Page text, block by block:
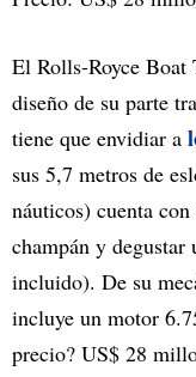
El Rolls-Royce
diseño de su parte
tiene que envidiar a
sus 5,7 metros de
náuticos) cuenta
champán y
incluido). De su
incluye un motor
precio? US$ 28